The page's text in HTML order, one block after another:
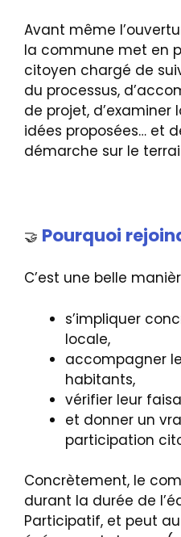
Avant même
la commune met en
citoyen chargé de
du processus,
de projet,
idées proposées… et
démarche sur le
🤝 Pourquoi
C’est une belle
s’impliquer
locale,
accompagner
habitants,
vérifier leur
et donner un
participation
Concrètement, le
durant la durée de
Participatif, et peut